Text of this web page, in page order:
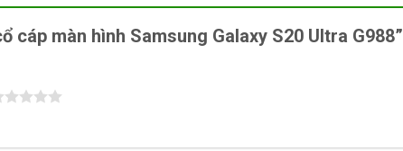
cáp màn hình Samsung Galaxy S20 Ultra G988”